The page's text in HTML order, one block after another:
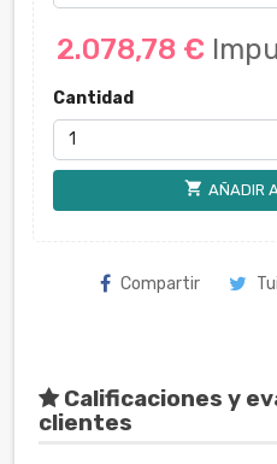
2.078,78 €
Cantidad
shopping_cart AÑADIR
Compartir
Calificaciones y
clientes